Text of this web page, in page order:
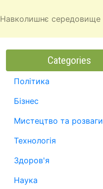
Навколишнє середовище
Categories
Політика
Бізнес
Мистецтво та розваги
Технологія
Здоров'я
Наука